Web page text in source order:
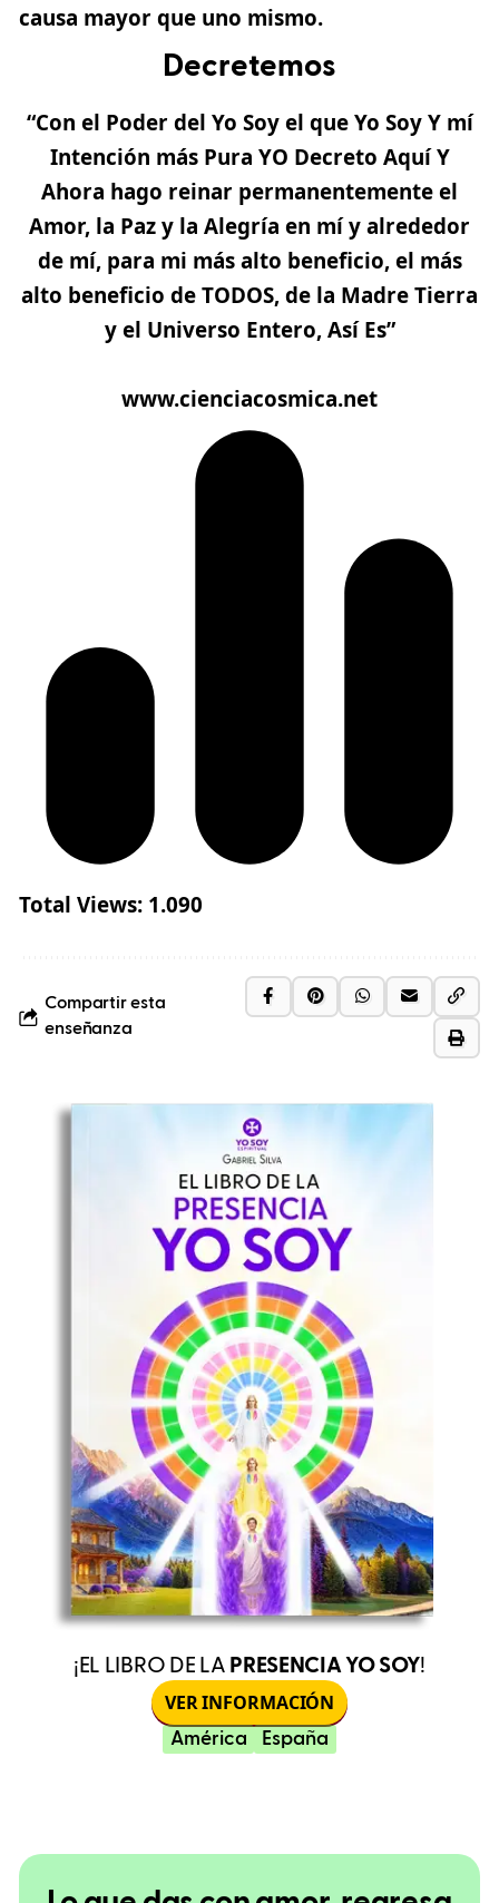
causa mayor que uno mismo.
Decretemos
“Con el Poder del Yo Soy el que Yo Soy Y mí
Intención más Pura YO Decreto Aquí Y
Ahora hago reinar permanentemente el
Amor, la Paz y la Alegría en mí y alrededor
de mí, para mi más alto beneficio, el más
alto beneficio de TODOS, de la Madre Tierra
y el Universo Entero, Así Es”
www.cienciacosmica.net
Total Views: 1.090
Compartir esta
enseñanza
¡EL LIBRO DE LA PRESENCIA YO SOY!
VER INFORMACIÓN
América España